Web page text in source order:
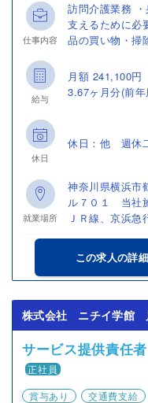
仕事内容
訪問介護業務
支えるために必
品の買い物・掃
給与
月額 241,100
3.67ヶ月分(前
休日
休日：他 週休
就業場所
神奈川県横浜市
ル７０１ 当社
ＪＲ線、京浜急
この求人の詳
株式会社 ニチイ学館
サービス提供責任
正社員
賞与あり
交通費支給